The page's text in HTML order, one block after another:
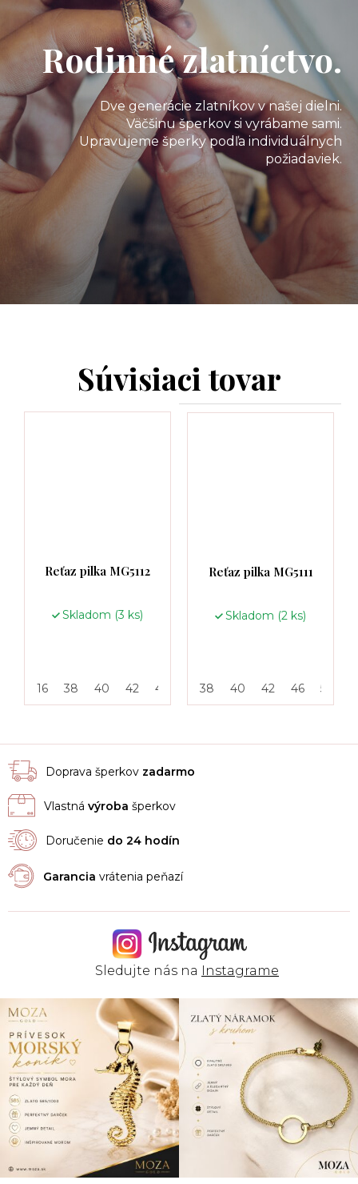
Rodinné zlatníctvo.
Dve generácie zlatníkov v našej dielni.
Väčšinu šperkov si vyrábame sami.
Upravujeme šperky podľa individuálnych
požiadaviek.
Súvisiaci tovar
Reťaz pilka MG5112
Skladom (3 ks)
16 38 40 42 46
Reťaz pilka MG5111
Skladom (2 ks)
38 40 42 46 50
Doprava šperkov zadarmo
Vlastná výroba šperkov
Doručenie do 24 hodín
Garancia vrátenia peňazí
Sledujte nás na Instagrame